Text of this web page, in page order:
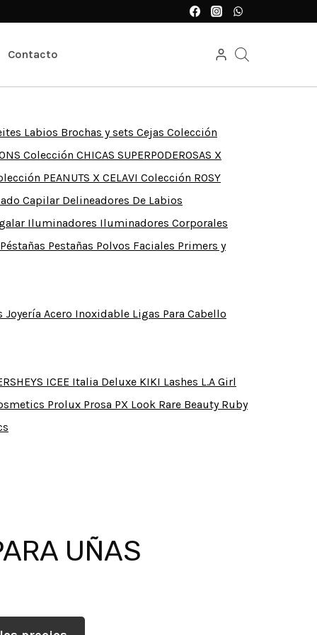
Contacto
Labios Brochas y sets Cejas Colección
Colección CHICAS SUPERPODEROSAS X
PEANUTS X CELAVI Colección ROSY
Capilar Delineadores De Labios
Iluminadores Iluminadores Corporales
Pestañas Polvos Faciales Primers y
Joyería Acero Inoxidable Ligas Para Cabello
ICEE Italia Deluxe KIKI Lashes L.A Girl
Prolux Prosa PX Look Rare Beauty Ruby
UÑAS